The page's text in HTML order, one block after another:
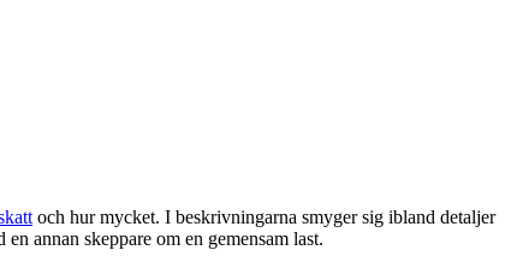
och hur mycket. I beskrivningarna smyger sig ibland detaljer
annan skeppare om en gemensam last.